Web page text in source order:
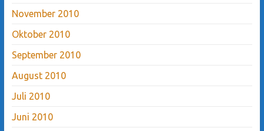
November 2010
Oktober 2010
September 2010
August 2010
Juli 2010
Juni 2010